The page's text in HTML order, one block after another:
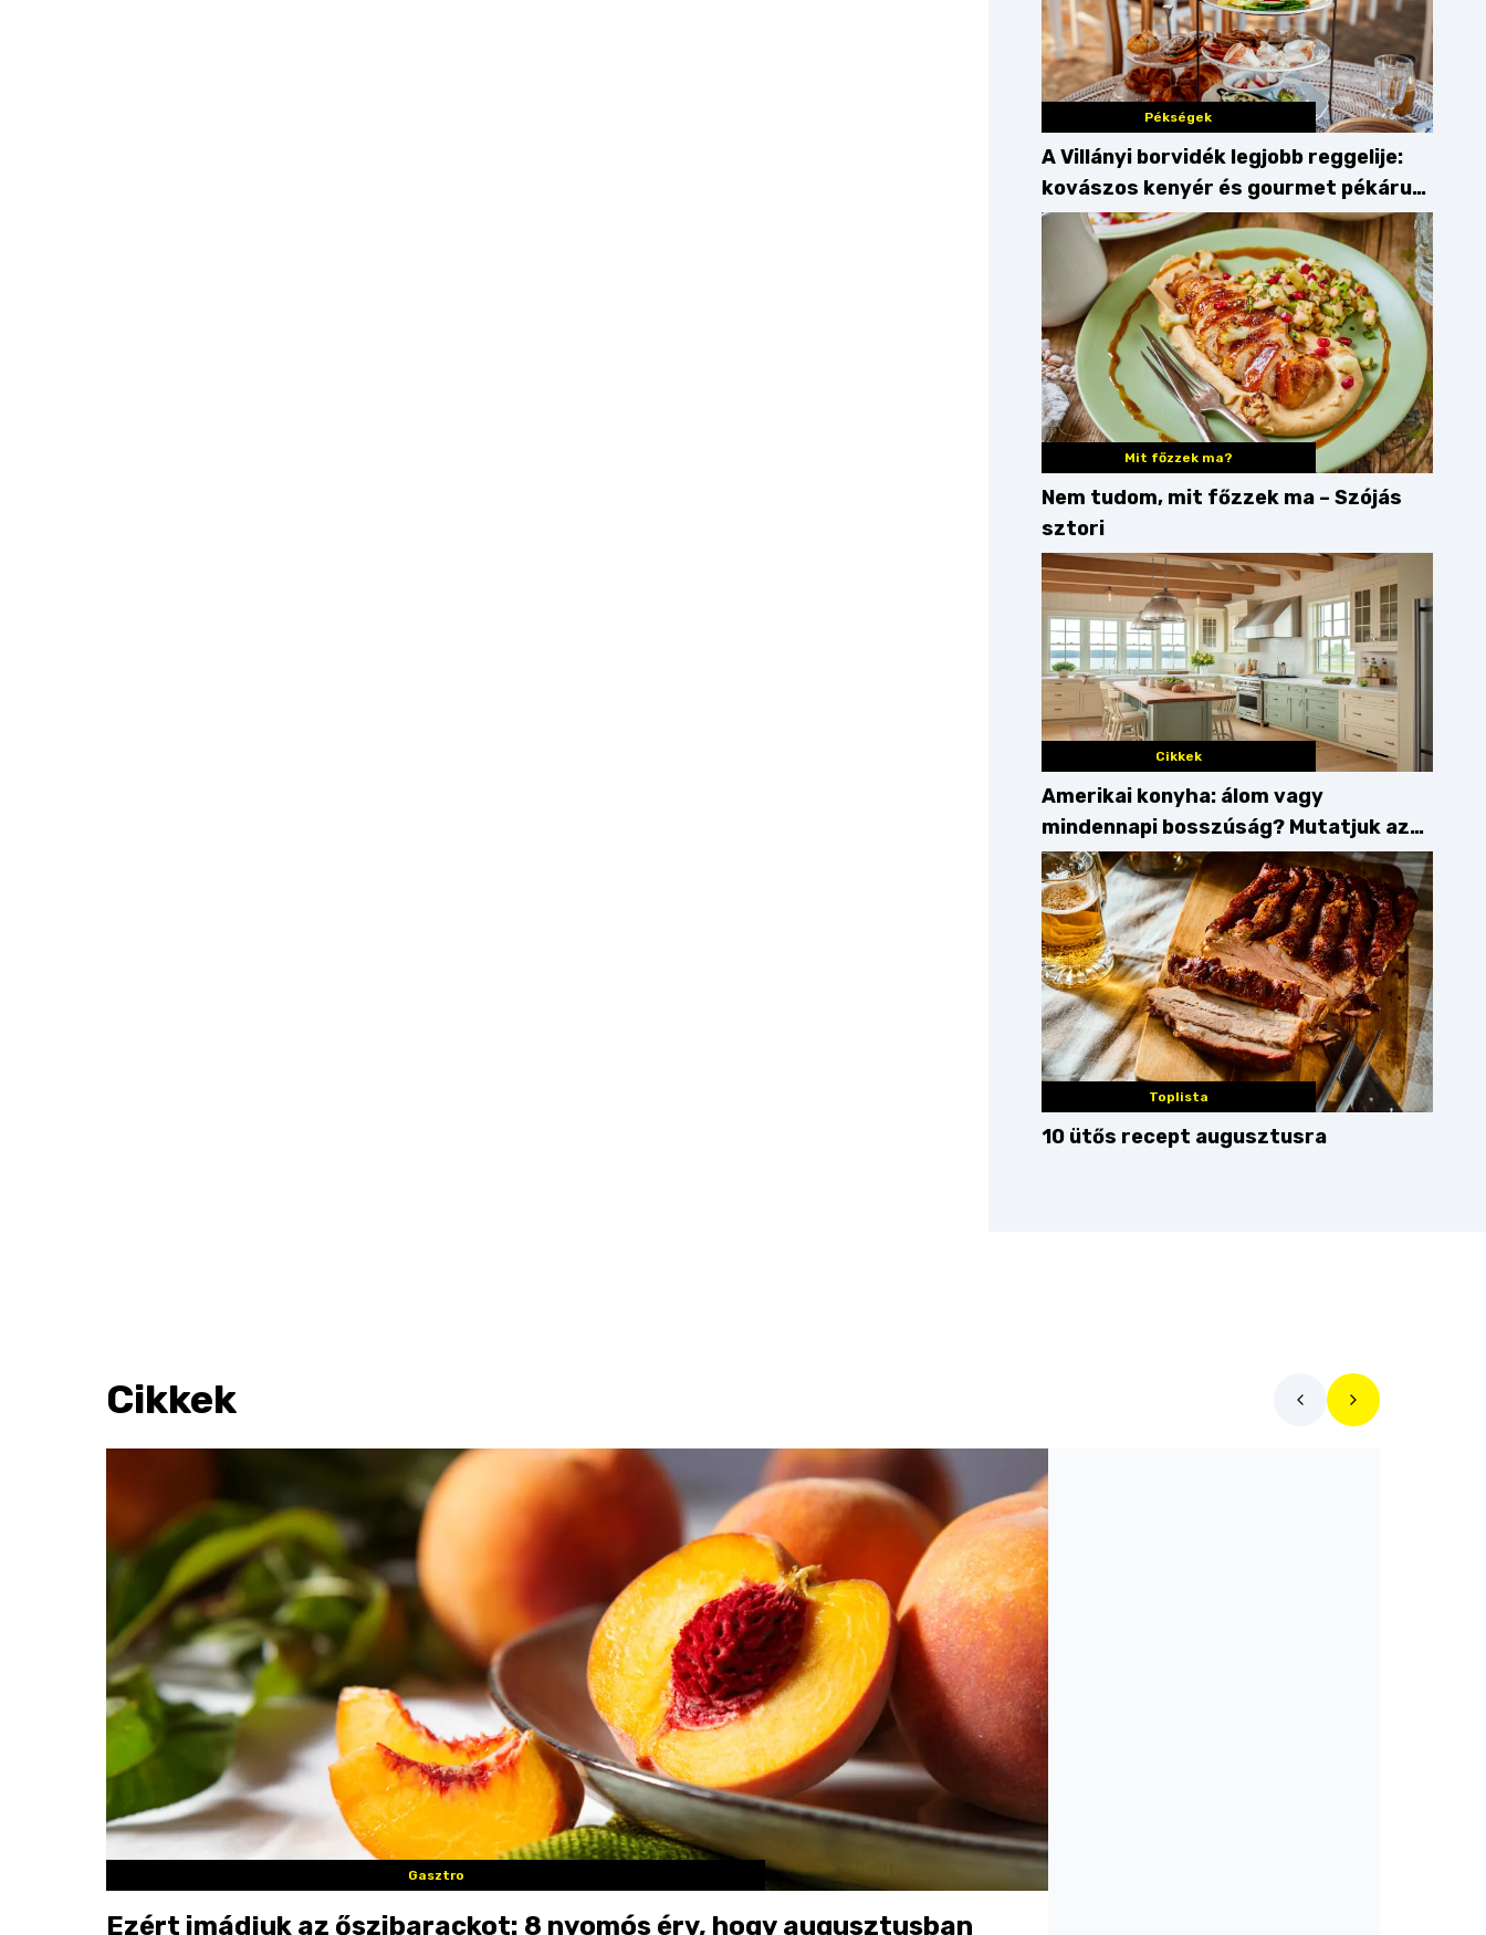
Pékségek
A Villányi borvidék legjobb reggelije:
kovászos kenyér és gourmet pékáruk
Palkonyán
Mit főzzek ma?
Nem tudom, mit főzzek ma – Szójás
sztori
Cikkek
Amerikai konyha: álom vagy
mindennapi bosszúság? Mutatjuk az
érveket
Toplista
10 ütős recept augusztusra
Cikkek
Gasztro
Ezért imádjuk az őszibarackot: 8 nyomós érv, hogy augusztusban